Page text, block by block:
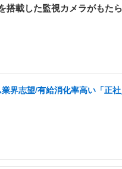
搭載した監視カメラがもた
界志望/有給消化率高い「正